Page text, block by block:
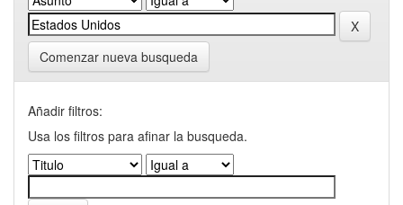
Comenzar nueva busqueda
Añadir filtros:
Usa los filtros para afinar la busqueda.